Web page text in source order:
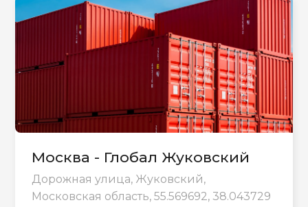
Москва - Глобал Жуковский
Дорожная улица, Жуковский,
Московская область, 55.569692, 38.043729